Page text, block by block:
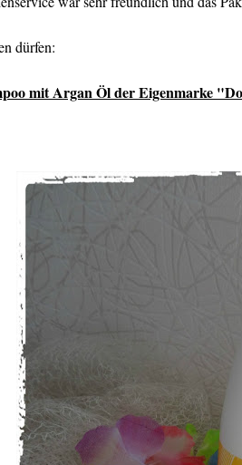
dürfen:
mit Argan Öl der Eigenmarke